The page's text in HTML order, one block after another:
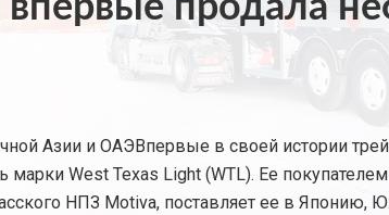
Азии и ОАЭВпервые в своей истории
West Texas Light (WTL). Ее покупателем
НПЗ Motiva, поставляет ее в Японию,